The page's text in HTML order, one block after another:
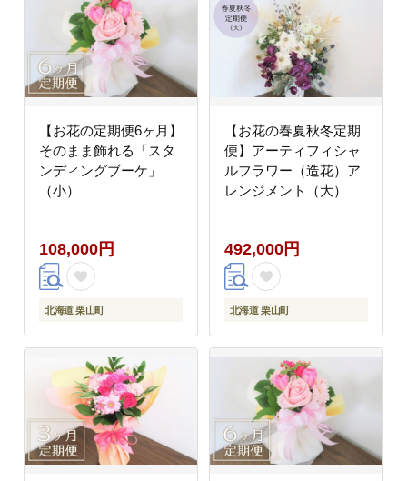
【お花の定期便6ヶ月】
そのまま飾れる「スタ
ンディングブーケ」
（小）
108,000円
北海道 栗山町
【お花の春夏秋冬定期
便】アーティフィシャ
ルフラワー（造花）ア
レンジメント（大）
492,000円
北海道 栗山町